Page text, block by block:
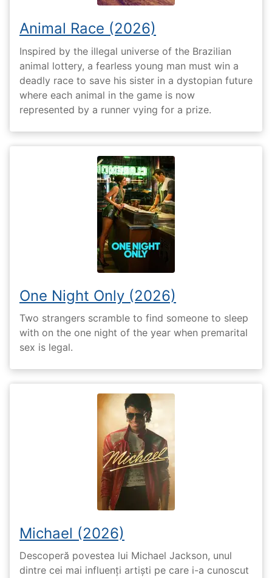
Animal Race (2026)
Inspired by the illegal universe of the Brazilian
animal lottery, a fearless young man must win a
deadly race to save his sister in a dystopian future
where each animal in the game is now
represented by a runner vying for a prize.
One Night Only (2026)
Two strangers scramble to find someone to sleep
with on the one night of the year when premarital
sex is legal.
Michael (2026)
Descoperă povestea lui Michael Jackson, unul
dintre cei mai influenți artiști pe care i-a cunoscut